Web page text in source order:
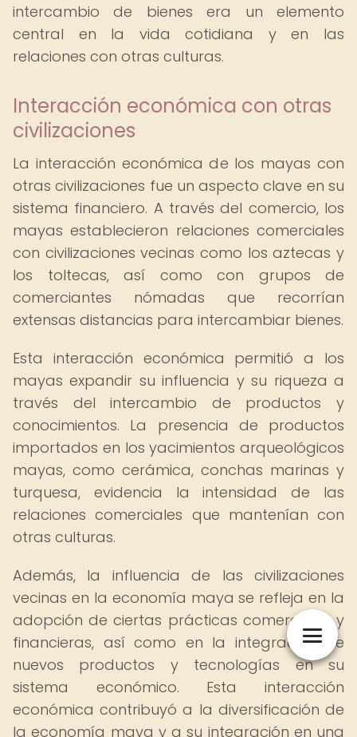
intercambio de bienes era un elemento
central en la vida cotidiana y en las
relaciones con otras culturas.
Interacción económica con otras
civilizaciones
La interacción económica de los mayas con
otras civilizaciones fue un aspecto clave en su
sistema financiero. A través del comercio, los
mayas establecieron relaciones comerciales
con civilizaciones vecinas como los aztecas y
los toltecas, así como con grupos de
comerciantes nómadas que recorrían
extensas distancias para intercambiar bienes.
Esta interacción económica permitió a los
mayas expandir su influencia y su riqueza a
través del intercambio de productos y
conocimientos. La presencia de productos
importados en los yacimientos arqueológicos
mayas, como cerámica, conchas marinas y
turquesa, evidencia la intensidad de las
relaciones comerciales que mantenían con
otras culturas.
Además, la influencia de las civilizaciones
vecinas en la economía maya se refleja en la
adopción de ciertas prácticas comerciales y
financieras, así como en la integración de
nuevos productos y tecnologías en su
sistema económico. Esta interacción
económica contribuyó a la diversificación de
la economía maya y a su integración en una